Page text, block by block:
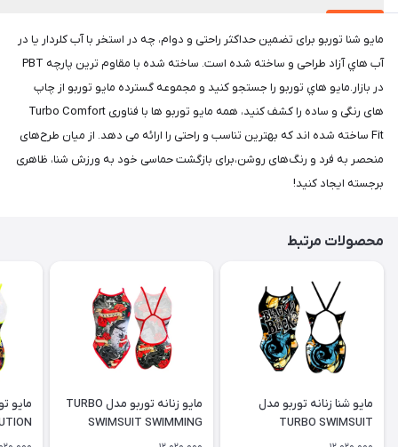
مايو شنا توربو برای تضمین حداکثر راحتی و دوام، چه در استخر با آب کلردار یا در
آب هاي آزاد طراحی و ساخته شده است. ساخته شده با مقاوم ترین پارچه PBT
در بازار.مايو هاي توربو را جستجو کنید و مجموعه گسترده مايو توربو از چاپ
های رنگی و ساده را کشف کنید، همه مایو توربو ها با فناوری Turbo Comfort
Fit ساخته شده اند که بهترین تناسب و راحتی را ارائه می دهد. از میان طرح‌های
منحصر به فرد و رنگ‌های روشن،برای بازگشت حماسی خود به ورزش شنا، ظاهری
برجسته ایجاد کنید!
محصولات مرتبط
مایو شنا زنانه توربو مدل
TURBO SWIMSUIT
'REVOLUTION BLACK IS
مایو زنانه توربو مدل TURBO
SWIMSUIT SWIMMING
WOMEN SWALLOW